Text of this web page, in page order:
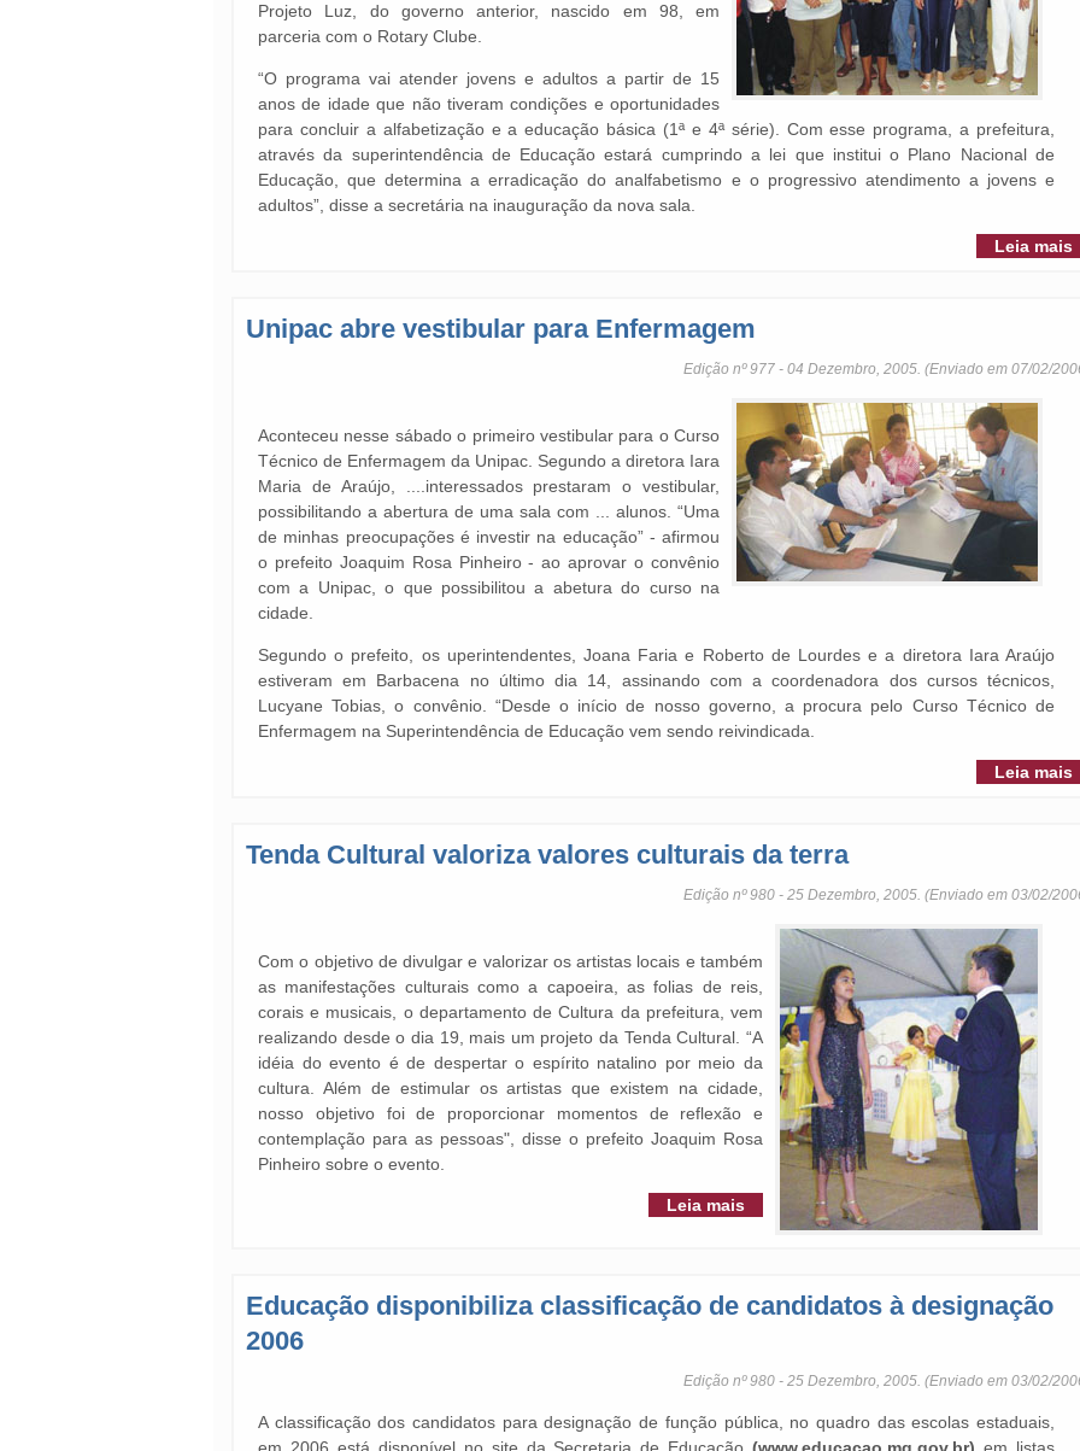
Projeto Luz, do governo anterior, nascido em 98, em
parceria com o Rotary Clube.
“O programa vai atender jovens e adultos a partir de 15
anos de idade que não tiveram condições e oportunidades
para concluir a alfabetização e a educação básica (1ª e 4ª série). Com esse programa, a prefeitura,
através da superintendência de Educação estará cumprindo a lei que institui o Plano Nacional de
Educação, que determina a erradicação do analfabetismo e o progressivo atendimento a jovens e
adultos”, disse a secretária na inauguração da nova sala.
Leia mais
Unipac abre vestibular para Enfermagem
Edição nº 977 - 04 Dezembro, 2005. (Enviado em 07/02/
Aconteceu nesse sábado o primeiro vestibular para o Curso
Técnico de Enfermagem da Unipac. Segundo a diretora Iara
Maria de Araújo, ....interessados prestaram o vestibular,
possibilitando a abertura de uma sala com ... alunos. “Uma
de minhas preocupações é investir na educação” - afirmou
o prefeito Joaquim Rosa Pinheiro - ao aprovar o convênio
com a Unipac, o que possibilitou a abetura do curso na
cidade.
Segundo o prefeito, os uperintendentes, Joana Faria e Roberto de Lourdes e a diretora Iara Araújo
estiveram em Barbacena no último dia 14, assinando com a coordenadora dos cursos técnicos,
Lucyane Tobias, o convênio. “Desde o início de nosso governo, a procura pelo Curso Técnico de
Enfermagem na Superintendência de Educação vem sendo reivindicada.
Leia mais
Tenda Cultural valoriza valores culturais da terra
Edição nº 980 - 25 Dezembro, 2005. (Enviado em 03/02/
Com o objetivo de divulgar e valorizar os artistas locais e também
as manifestações culturais como a capoeira, as folias de reis,
corais e musicais, o departamento de Cultura da prefeitura, vem
realizando desde o dia 19, mais um projeto da Tenda Cultural. “A
idéia do evento é de despertar o espírito natalino por meio da
cultura. Além de estimular os artistas que existem na cidade,
nosso objetivo foi de proporcionar momentos de reflexão e
contemplação para as pessoas", disse o prefeito Joaquim Rosa
Pinheiro sobre o evento.
Leia mais
Educação disponibiliza classificação de candidatos à designação
2006
Edição nº 980 - 25 Dezembro, 2005. (Enviado em 03/02/
A classificação dos candidatos para designação de função pública, no quadro das escolas estaduais,